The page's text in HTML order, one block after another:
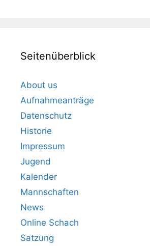
Seitenüberblick
About us
Aufnahmeanträge
Datenschutz
Historie
Impressum
Jugend
Kalender
Mannschaften
News
Online Schach
Satzung